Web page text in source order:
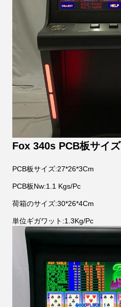
Fox 340s PCB板サイズ
PCB板サイズ:27*26*3Cm
PCB板Nw:1.1 Kgs/Pc
荷箱のサイズ:30*26*4Cm
単位ギガワット:1.3Kg/Pc